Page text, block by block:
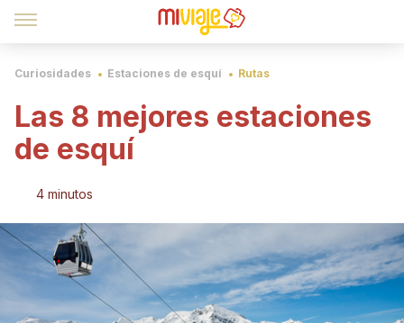
Curiosidades Estaciones de esquí Rutas
Las 8 mejores estaciones
de esquí
4 minutos